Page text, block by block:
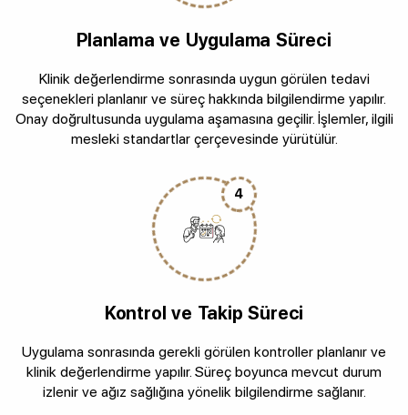
Planlama ve Uygulama Süreci
Klinik değerlendirme sonrasında uygun görülen tedavi
seçenekleri planlanır ve süreç hakkında bilgilendirme yapılır.
Onay doğrultusunda uygulama aşamasına geçilir. İşlemler, ilgili
mesleki standartlar çerçevesinde yürütülür.
4
Kontrol ve Takip Süreci
Uygulama sonrasında gerekli görülen kontroller planlanır ve
klinik değerlendirme yapılır. Süreç boyunca mevcut durum
izlenir ve ağız sağlığına yönelik bilgilendirme sağlanır.